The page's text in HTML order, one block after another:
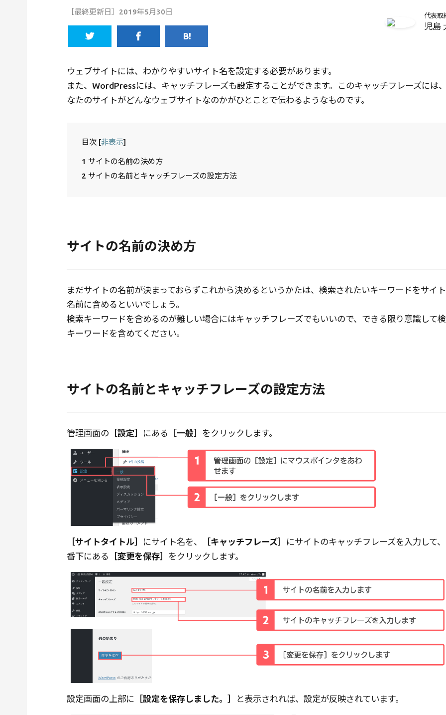
［最終更新日］2019年5月30日 代表取
児島
ウェブサイトには、わかりやすいサイト名を設定する必要があります。
また、WordPressには、キャッチフレーズも設定することができます。このキャッチフレーズには
なたのサイトがどんなウェブサイトなのかがひとことで伝わるようなものです。
目次 [非表示]
1 サイトの名前の決め方
2 サイトの名前とキャッチフレーズの設定方法
サイトの名前の決め方
まだサイトの名前が決まっておらずこれから決めるというかたは、検索されたいキーワードをサイ
名前に含めるといいでしょう。
検索キーワードを含めるのが難しい場合にはキャッチフレーズでもいいので、できる限り意識して
キーワードを含めてください。
サイトの名前とキャッチフレーズの設定方法
管理画面の ［設定］ にある ［一般］ をクリックします。
［サイトタイトル］ にサイト名を、 ［キャッチフレーズ］
にサイトのキャッチフレーズを入力して
番下にある ［変更を保存］ をクリックします。
設定画面の上部に ［設定を保存しました。］ と表示されれば、設定が反映されています。